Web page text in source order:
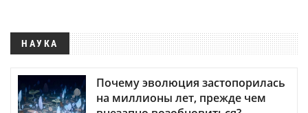
НАУКА
Почему эволюция застопорилась
на миллионы лет, прежде чем